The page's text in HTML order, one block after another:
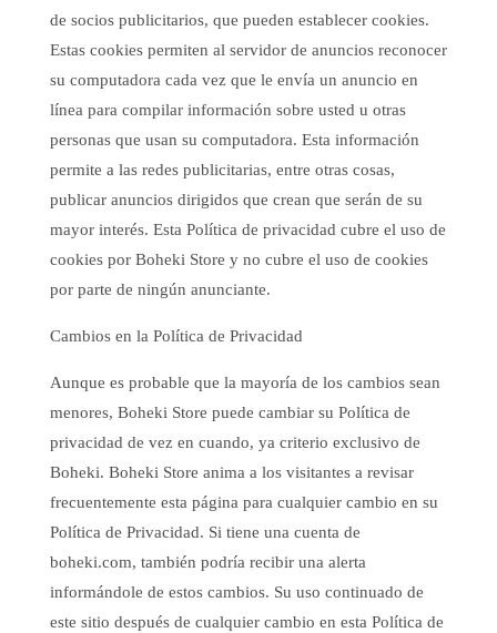
de socios publicitarios, que pueden establecer cookies.
Estas cookies permiten al servidor de anuncios reconocer
su computadora cada vez que le envía un anuncio en
línea para compilar información sobre usted u otras
personas que usan su computadora. Esta información
permite a las redes publicitarias, entre otras cosas,
publicar anuncios dirigidos que crean que serán de su
mayor interés. Esta Política de privacidad cubre el uso de
cookies por Boheki Store y no cubre el uso de cookies
por parte de ningún anunciante.
Cambios en la Política de Privacidad
Aunque es probable que la mayoría de los cambios sean
menores, Boheki Store puede cambiar su Política de
privacidad de vez en cuando, ya criterio exclusivo de
Boheki. Boheki Store anima a los visitantes a revisar
frecuentemente esta página para cualquier cambio en su
Política de Privacidad. Si tiene una cuenta de
boheki.com, también podría recibir una alerta
informándole de estos cambios. Su uso continuado de
este sitio después de cualquier cambio en esta Política de